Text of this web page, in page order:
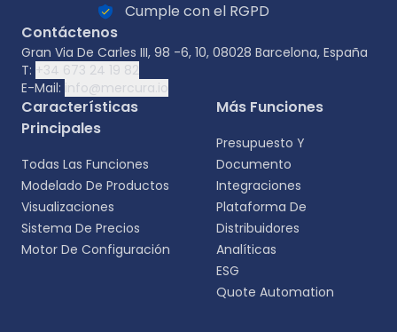
Cumple con el RGPD
Contáctenos
Gran Via De Carles III, 98 -6, 10, 08028 Barcelona, España
T: +34 673 24 19 82
E-Mail: info@mercura.io
Características
Principales
Todas Las Funciones
Modelado De Productos
Visualizaciones
Sistema De Precios
Motor De Configuración
Más Funciones
Presupuesto Y
Documento
Integraciones
Plataforma De
Distribuidores
Analíticas
ESG
Quote Automation